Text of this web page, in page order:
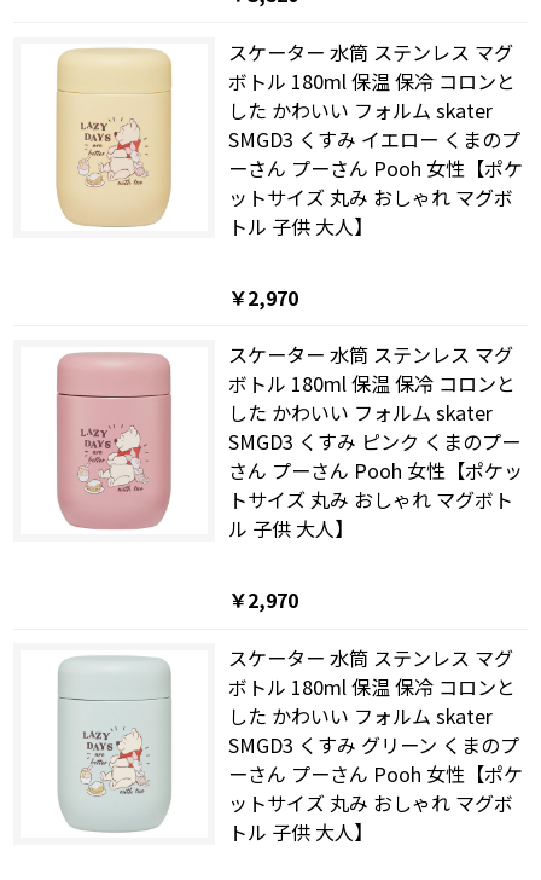
スケーター 水筒 ステンレス マグ
ボトル 180ml 保温 保冷 コロンと
した かわいい フォルム skater
SMGD3 くすみ イエロー くまのプ
ーさん プーさん Pooh 女性【ポケ
ットサイズ 丸み おしゃれ マグボ
トル 子供 大人】
￥2,970
スケーター 水筒 ステンレス マグ
ボトル 180ml 保温 保冷 コロンと
した かわいい フォルム skater
SMGD3 くすみ ピンク くまのプー
さん プーさん Pooh 女性【ポケッ
トサイズ 丸み おしゃれ マグボト
ル 子供 大人】
￥2,970
スケーター 水筒 ステンレス マグ
ボトル 180ml 保温 保冷 コロンと
した かわいい フォルム skater
SMGD3 くすみ グリーン くまのプ
ーさん プーさん Pooh 女性【ポケ
ットサイズ 丸み おしゃれ マグボ
トル 子供 大人】